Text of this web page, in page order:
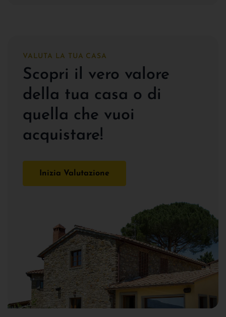
VALUTA LA TUA CASA
Scopri il vero valore
della tua casa o di
quella che vuoi
acquistare!
Inizia Valutazione